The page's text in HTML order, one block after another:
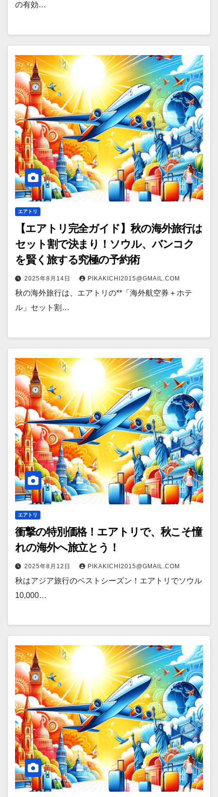
の有効…
エアトリ
【エアトリ完全ガイド】秋の海外旅行は
セット割で決まり！ソウル、バンコク
を賢く旅する究極の予約術
2025年8月14日 PIKAKICHI2015@GMAIL.COM
秋の海外旅行は、エアトリの**「海外航空券＋ホテ
ル」セット割…
エアトリ
衝撃の特別価格！エアトリで、秋こそ憧
れの海外へ旅立とう！
2025年8月12日 PIKAKICHI2015@GMAIL.COM
秋はアジア旅行のベストシーズン！エアトリでソウル
10,000…